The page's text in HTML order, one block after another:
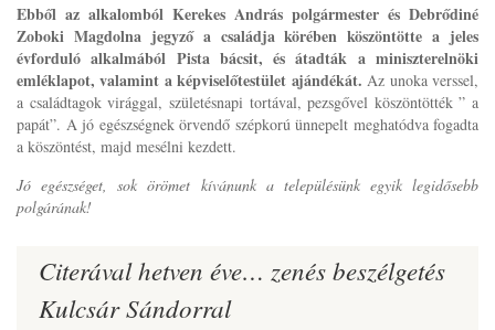
Ebből az alkalomból Kerekes András polgármester és Debrődiné
Zoboki Magdolna jegyző a családja körében köszöntötte a jeles
évforduló alkalmából Pista bácsit, és átadták a miniszterelnöki
emléklapot, valamint a képviselőtestület ajándékát. Az unoka verssel,
a családtagok virággal, születésnapi tortával, pezsgővel köszöntötték ” a
papát”. A jó egészségnek örvendő szépkorú ünnepelt meghatódva fogadta
a köszöntést, majd mesélni kezdett.
Jó egészséget, sok örömet kívánunk a településünk egyik legidősebb
polgárának!
Citerával hetven éve… zenés beszélgetés
Kulcsár Sándorral